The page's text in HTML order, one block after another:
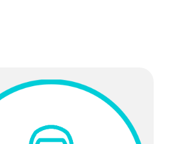
d'Ariane